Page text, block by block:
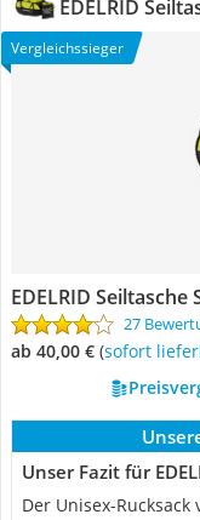
EDELRID
Vergleichssieger
EDELRID Seiltasche
27
ab 40,00 € ( Sofort
Unser Fazit für
Der Unisex-